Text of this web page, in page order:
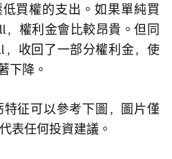
買權的支出。如果單純買
權利金會比較昂貴。但同
，收回了一部分權利金，使
下降。
征可以參考下圖，圖片僅
表任何投資建議。